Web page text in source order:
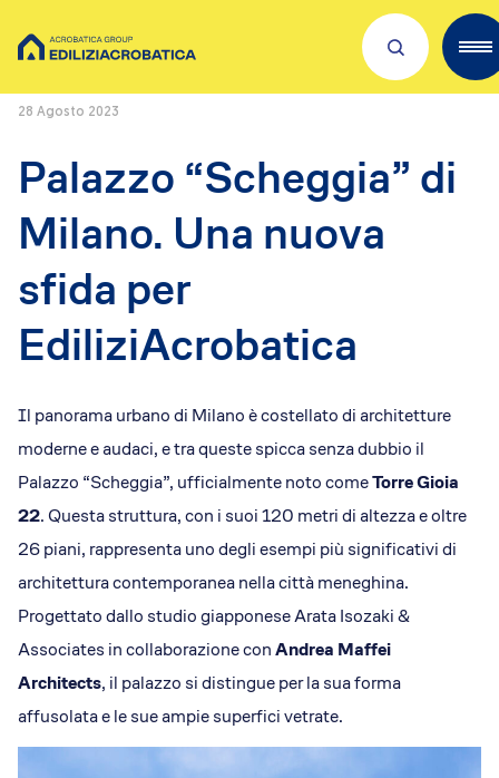
Servizi per te
Lavora con noi
Dove siamo
Academies
ESG
Il nostro franchising
Qualità e sicurezza
Dicono di Acrobatica
News
Home/Projects/ Palazzo “Scheggia” di Milano. Una nuova sfida per
EdiliziAcrobatica
28 Agosto 2023
Palazzo “Scheggia” di
Milano. Una nuova
sfida per
EdiliziAcrobatica
Il panorama urbano di Milano è costellato di architetture
moderne e audaci, e tra queste spicca senza dubbio il
Palazzo “Scheggia”, ufficialmente noto comeTorre Gioia
22. Questa struttura, con i suoi 120 metri di altezza e oltre
26 piani, rappresenta uno degli esempi più significativi di
architettura contemporanea nella città meneghina.
Progettato dallo studio giapponese Arata Isozaki &
Associates in collaborazione conAndrea Maffei
Architects, il palazzo si distingue per la sua forma
affusolata e le sue ampie superfici vetrate.